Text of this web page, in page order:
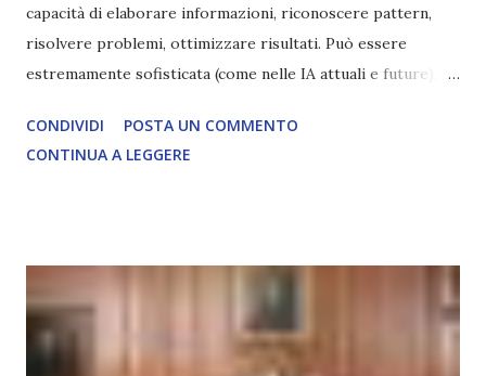
capacità di elaborare informazioni, riconoscere pattern,
risolvere problemi, ottimizzare risultati. Può essere
estremamente sofisticata (come nelle IA attuali e future),
soggettiva, non prova vero amore, non ha libero arbitrio
autentico, non ha connessione con l’Uno. Coscienza è la
che permette di scegliere per amore anche quando non è la
scelta più efficiente. È ciò che ci collega all’Uno Infinito.
L’intelligenza può simulare comportamenti coscienti, ma
CONDIVIDI
POSTA UN COMMENTO
CONTINUA A LEGGERE